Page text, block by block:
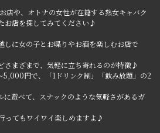
店や、オトナの女性が在籍する熟女キャバク
お店を探してみてください♪
しに女の子とお喋りやお酒を楽しむお店で
さまざまで、気軽に立ち寄れるのが特徴♪
円で、「1ドリンク制」「飲み放題」の2
に遊べて、スナックのような気軽さがあるガ
ってもワイワイ楽しめますよ♪